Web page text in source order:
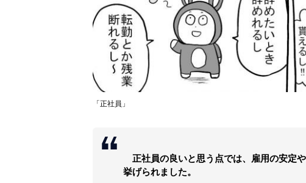
「正社員」
正社員の良いと思う点では、雇用の安定
挙げられました。